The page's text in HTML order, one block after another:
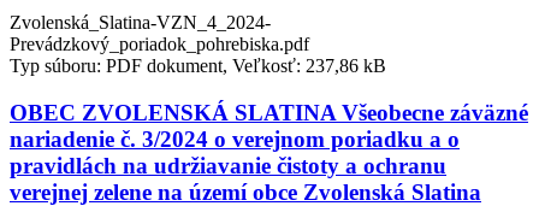
Zvolenská_Slatina-VZN_4_2024-
Prevádzkový_poriadok_pohrebiska.pdf
Typ súboru: PDF dokument, Veľkosť: 237,86 kB
OBEC ZVOLENSKÁ SLATINA Všeobecne záväzné
nariadenie č. 3/2024 o verejnom poriadku a o
pravidlách na udržiavanie čistoty a ochranu
verejnej zelene na území obce Zvolenská Slatina